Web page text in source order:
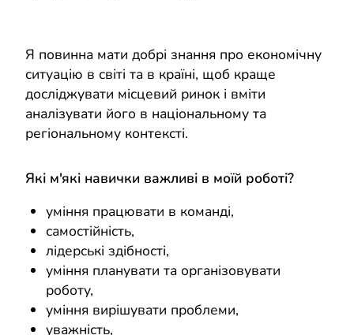
Я повинна мати добрі знання про економічну
ситуацію в світі та в країні, щоб краще
досліджувати місцевий ринок і вміти
аналізувати його в національному та
регіональному контексті.
Які м'які навички важливі в моїй роботі?
уміння працювати в команді,
самостійність,
лідерські здібності,
уміння планувати та організовувати
роботу,
уміння вирішувати проблеми,
уважність,